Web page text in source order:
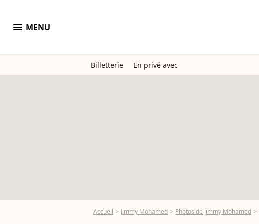
menu MENU
Billetterie En privé avec
Accueil Jimmy Mohamed Photos de Jimmy Mohamed